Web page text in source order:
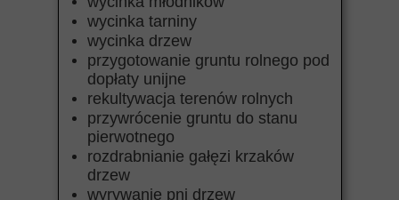
wycinka tarniny
wycinka drzew
przygotowanie gruntu rolnego pod
dopłaty unijne
rekultywacja terenów rolnych
przywrócenie gruntu do stanu
pierwotnego
rozdrabnianie gałęzi krzaków
drzew
wyrywanie pni drzew